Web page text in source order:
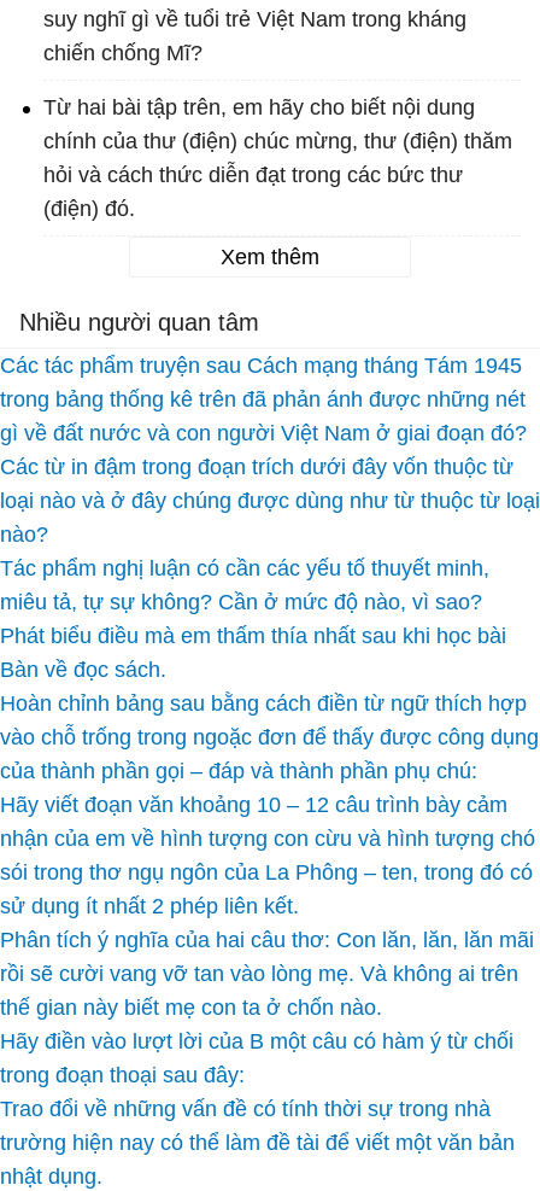
suy nghĩ gì về tuổi trẻ Việt Nam trong kháng
chiến chống Mĩ?
Từ hai bài tập trên, em hãy cho biết nội dung
chính của thư (điện) chúc mừng, thư (điện) thăm
hỏi và cách thức diễn đạt trong các bức thư
(điện) đó.
Xem thêm
Nhiều người quan tâm
Các tác phẩm truyện sau Cách mạng tháng Tám 1945
trong bảng thống kê trên đã phản ánh được những nét
gì về đất nước và con người Việt Nam ở giai đoạn đó?
Các từ in đậm trong đoạn trích dưới đây vốn thuộc từ
loại nào và ở đây chúng được dùng như từ thuộc từ loại
nào?
Tác phẩm nghị luận có cần các yếu tố thuyết minh,
miêu tả, tự sự không? Cần ở mức độ nào, vì sao?
Phát biểu điều mà em thấm thía nhất sau khi học bài
Bàn về đọc sách.
Hoàn chỉnh bảng sau bằng cách điền từ ngữ thích hợp
vào chỗ trống trong ngoặc đơn để thấy được công dụng
của thành phần gọi – đáp và thành phần phụ chú:
Hãy viết đoạn văn khoảng 10 – 12 câu trình bày cảm
nhận của em về hình tượng con cừu và hình tượng chó
sói trong thơ ngụ ngôn của La Phông – ten, trong đó có
sử dụng ít nhất 2 phép liên kết.
Phân tích ý nghĩa của hai câu thơ: Con lăn, lăn, lăn mãi
rồi sẽ cười vang vỡ tan vào lòng mẹ. Và không ai trên
thế gian này biết mẹ con ta ở chốn nào.
Hãy điền vào lượt lời của B một câu có hàm ý từ chối
trong đoạn thoại sau đây:
Trao đổi về những vấn đề có tính thời sự trong nhà
trường hiện nay có thể làm đề tài để viết một văn bản
nhật dụng.